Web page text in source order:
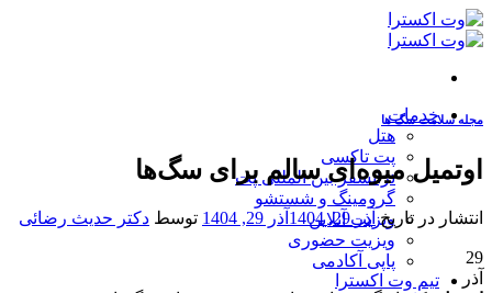
Skip
to
content
خدمات
هتل
پت تاکسی
ترانسفر بین المللی پت
گرومینگ و شستشو
ویزیت آنلاین
ویزیت حضوری
پاپی آکادمی
تیم وت اکسترا
مجله سلامت سگ ها
اوتمیل میوه‌ای سالم برای سگ‌ها
انتشار در تاریخ آذر 29, 1404 آذر 29, 1404 توسط دکتر حدیث رضائی
29
آذر